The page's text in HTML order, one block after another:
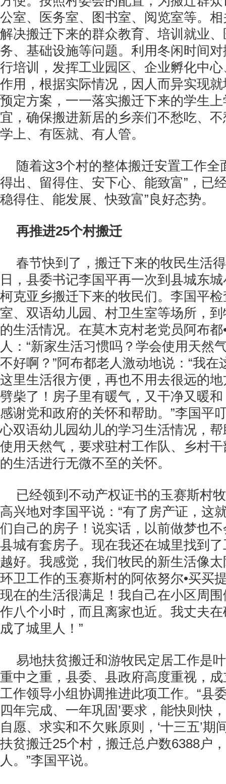
公室、医务室、图书室、阅览室等。
解决搬迁下来的群众教育、培训就业
务、基础设施等问题。利用冬闲时间
行培训，发挥工业园区、企业孵化中
作用，根据实际情况，因人而异实现
预定方案，一一落实搬迁下来的学生
宜，确保搬进新居的乡亲们不愁吃、
学上、有医就、有人管。
随着这3个村的整体搬迁安置工作全
得出、留得住、安下心、能致富”，已
稳得住、能发展、快致富”良好态势。
再推进25个村搬迁
春节快到了，搬迁下来的牧民生活
日，县委书记李国平再一次到县城东
柯克亚乡搬迁下来的牧民们。李国平
室、双语幼儿园、村卫生室等场所，
的生活情况。在莫木克村老党员阿布都
人：“新家生活习惯吗？学会使用天然
不好啊？”阿布都老人激动地说：“我在
这里生活很方便，再也不用去很远的
劈柴了！房子里有暖气，又干净又暖
感谢党和政府的关怀和帮助。”李国平
心双语幼儿园幼儿的学习生活情况，
使用天然气，要求驻村工作队、乡村
的生活进行无微不至的关怀。
已经领到不动产权证书的玉赛斯村
高兴地对李国平说：“有了房产证，这
们自己的房子！说实话，以前做梦也
县城有套房子。现在我还在城里找到
越好。我感觉，我们牧民的新生活像
环卫工作的玉赛斯村的阿依努尔•买买
现在的生活很满足！我自己在小区周
作八个小时，而且离家也近。我丈夫
成了城里人！”
易地扶贫搬迁和游牧民定居工作是
重中之重，县委、县政府高度重视，
工作领导小组协调推进此项工作。“县
四年完成、一年巩固’要求，能快则快
自愿、求实和不欠账原则，‘十三五’期
扶贫搬迁25个村，搬迁总户数6388户
人。”李国平说。